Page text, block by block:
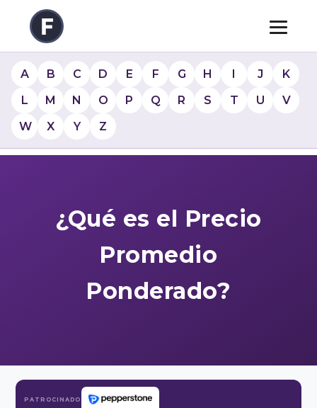
A B C D E F G H I J
K
L
M N O P Q R S T U
V
W
X Y Z
¿Qué es el Precio
Promedio
Ponderado?
PATROCINADO